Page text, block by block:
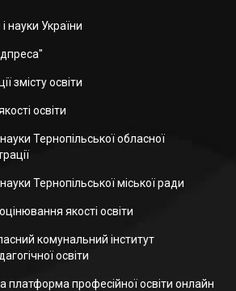
науки України
змісту освіти
освіти
Тернопільської обласної
Тернопільської міської ради
якості освіти
комунальний інститут
освіти
професійної освіти онлайн